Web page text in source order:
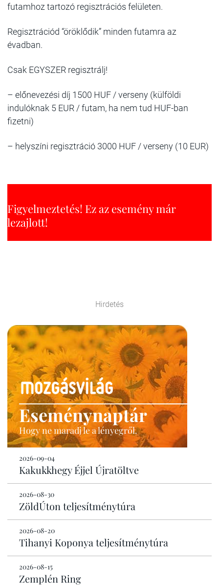
futamhoz tartozó regisztrációs felületen.
Regisztrációd “öröklődik” minden futamra az
évadban.
Csak EGYSZER regisztrálj!
– előnevezési díj 1500 HUF / verseny (külföldi
indulóknak 5 EUR / futam, ha nem tud HUF-ban
fizetni)
– helyszíni regisztráció 3000 HUF / verseny (10 EUR)
Figyelmeztetés! Ez az esemény már
lezajlott!
Hirdetés
Eseménynaptár
Hogy ne maradj le a lényegről.
2026-09-04
Kakukkhegy Éjjel Újratöltve
2026-08-30
ZöldÚton teljesítménytúra
2026-08-20
Tihanyi Koponya teljesítménytúra
2026-08-15
Zemplén Ring